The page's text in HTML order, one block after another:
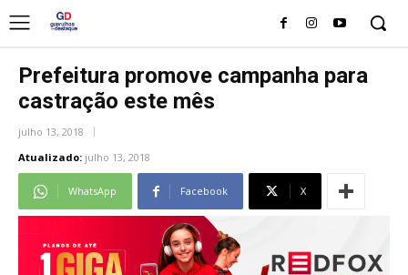
Prefeitura promove campanha para
castração este mês
julho 13, 2018
Atualizado: julho 13, 2018
WhatsApp Facebook X